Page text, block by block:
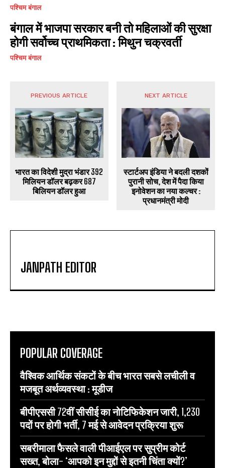
पश्चिम बंगाल
बंगाल में भाजपा सरकार बनी तो महिलाओं की सुरक्षा
होगी सर्वोच्च प्राथमिकता : मिथुन चक्रवर्ती
पश्चिम बंगाल
PREVIOUS ARTICLE
भारत का विदेशी मुद्रा भंडार 392
मिलियन डॉलर बढ़कर 687
बिलियन डॉलर हुआ
NEXT ARTICLE
स्टार्टअप इंडिया ने बदली दशकों
पुरानी सोच, देश में पैदा किया
इनोवेशन का नया कल्चर :
प्रधानमंत्री मोदी
JANPATH EDITOR
POPULAR COVERAGE
वैश्विक आर्थिक संकटों के बीच भारत सबसे लचीली व
मजबूत अर्थव्यवस्था : मूडीज
बीपीएससी 72वीं सीसीई का नोटिफिकेशन जारी, 1,230
पदों पर होगी भर्ती, 7 मई से आवेदन प्रक्रिया शुरू
सबरीमाला फैसले वाली पीआईएल पर सुप्रीम कोर्ट
सख्त, बोला- ‘आपको इन मुद्दों से इतनी चिंता क्यों?’